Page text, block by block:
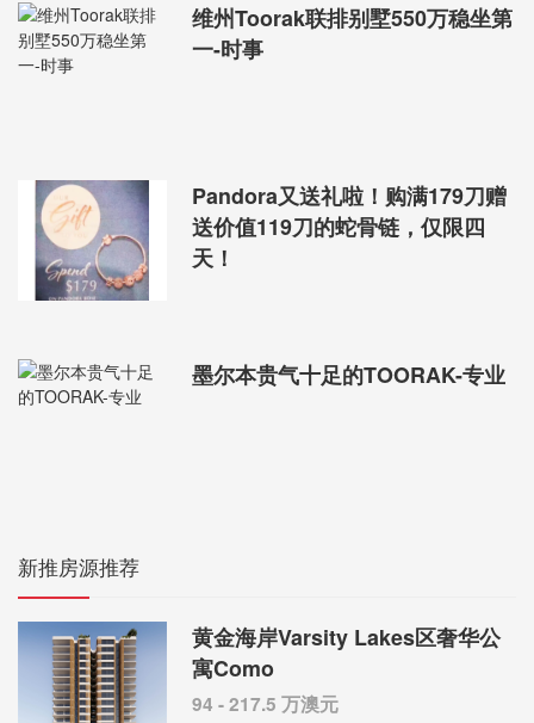
维州Toorak联排别墅550万稳坐第
一-时事
Pandora又送礼啦！购满179刀赠
送价值119刀的蛇骨链，仅限四
天！
墨尔本贵气十足的TOORAK-专业
新推房源推荐
黄金海岸Varsity Lakes区奢华公
寓Como
94 - 217.5 万澳元